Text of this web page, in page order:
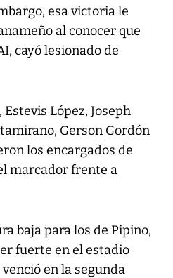
esa victoria le
al conocer que
cayó lesionado de
López, Joseph
Gerson Gordón
los encargados de
marcador frente a
baja para los de Pipino,
fuerte en el estadio
en la segunda